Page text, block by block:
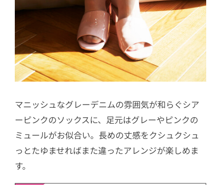
マニッシュなグレーデニムの雰囲気が和らぐシア
ーピンクのソックスに、足元はグレーやピンクの
ミュールがお似合い。長めの丈感をクシュクシュ
っとたゆませればまた違ったアレンジが楽しめま
す。